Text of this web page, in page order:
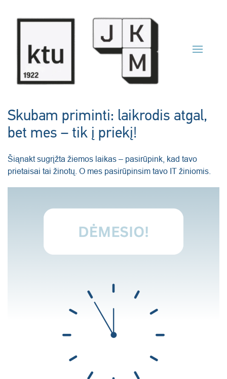
Skip to main content
Skubam priminti: laikrodis atgal,
bet mes – tik į priekį!
Šiąnakt sugrįžta žiemos laikas – pasirūpink, kad tavo
prietaisai tai žinotų. O mes pasirūpinsim tavo IT žiniomis.